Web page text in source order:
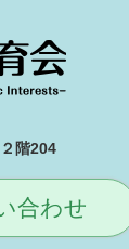
階204
合わせ